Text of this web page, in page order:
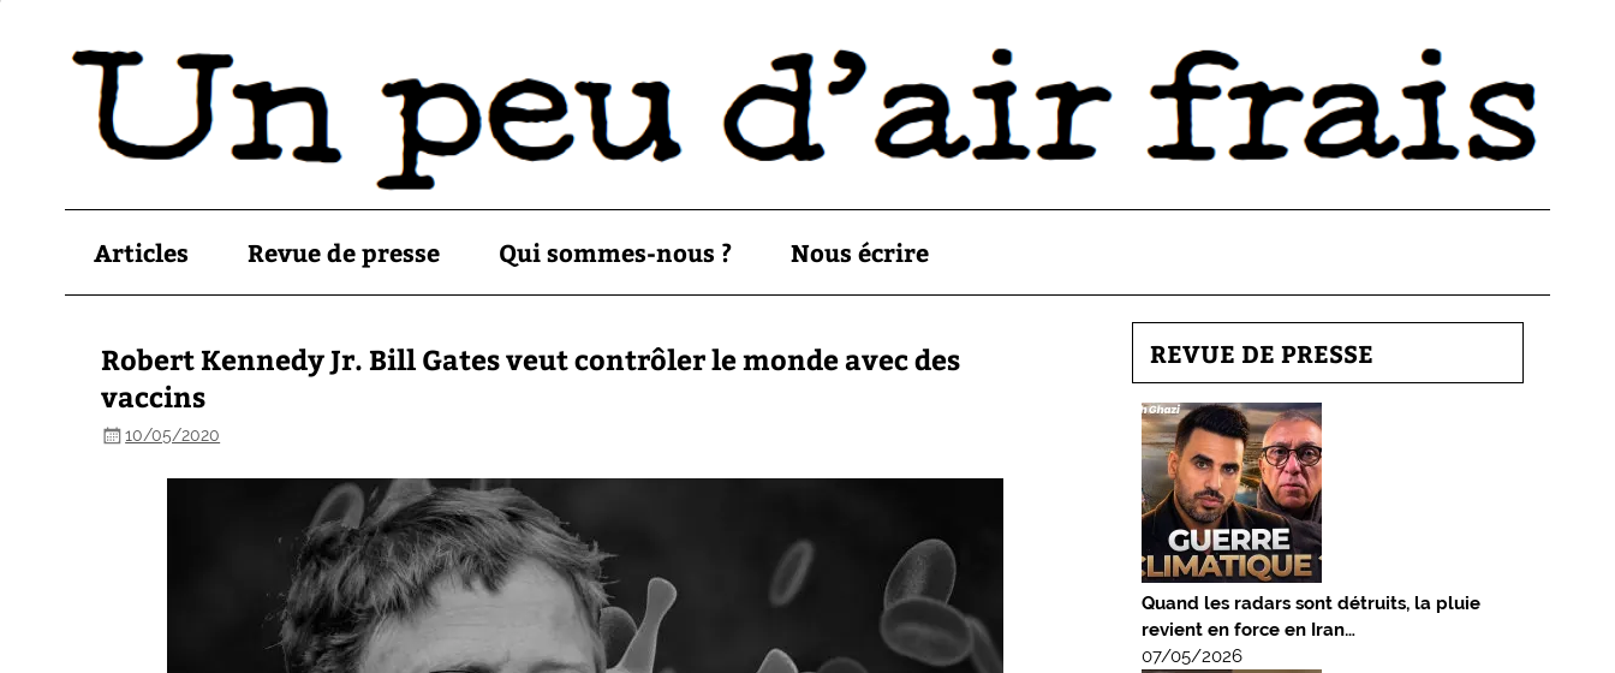
Articles Revue de presse Qui sommes-nous ? Nous écrire
Robert Kennedy Jr. Bill Gates veut contrôler le monde avec des
vaccins
10/05/2020
REVUE DE PRESSE
Quand les radars sont détruits, la pluie
revient en force en Iran…
07/05/2026